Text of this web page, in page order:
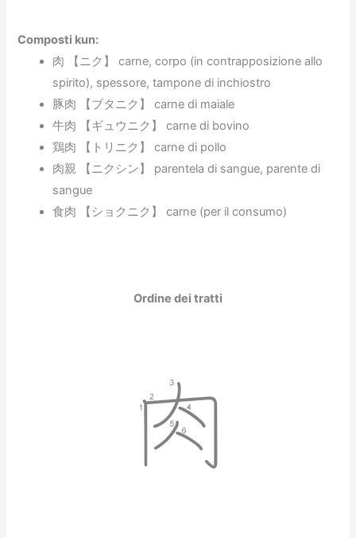
Composti kun:
肉 【ニク】 carne, corpo (in contrapposizione allo
spirito), spessore, tampone di inchiostro
豚肉 【ブタニク】 carne di maiale
牛肉 【ギュウニク】 carne di bovino
鶏肉 【トリニク】 carne di pollo
肉親 【ニクシン】 parentela di sangue, parente di
sangue
食肉 【ショクニク】 carne (per il consumo)
Ordine dei tratti
肉